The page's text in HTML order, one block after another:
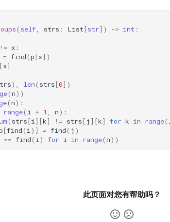
( self, strs : List[str]) -> int :
!= x :
= find(p[x])
[x]
), len( strs[0])
(n))
(n):
range( i + 1 , n):
( strs[i][k] != strs[ j ][k] for k in range(
[find( i)] = find( j )
== find( i) for i in range(n))
此页面对您有帮助吗？